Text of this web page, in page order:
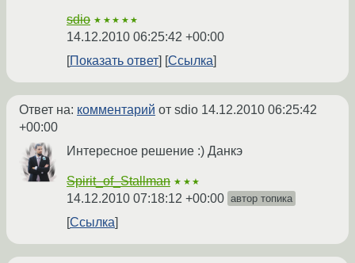
sdio ★★★★★
14.12.2010 06:25:42 +00:00
Показать ответ
Ссылка
Ответ на: комментарий от sdio 14.12.2010 06:25:42
+00:00
Интересное решение :) Данкэ
Spirit_of_Stallman ★★★
14.12.2010 07:18:12 +00:00 автор топика
Ссылка